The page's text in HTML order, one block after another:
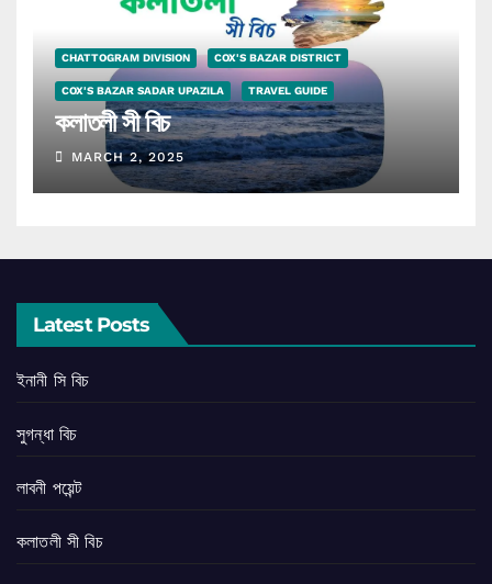
CHATTOGRAM DIVISION COX'S BAZAR DISTRICT
COX'S BAZAR SADAR UPAZILA TRAVEL GUIDE
কলাতলী সী বিচ
MARCH 2, 2025
Latest Posts
ইনানী সি বিচ
সুগন্ধা বিচ
লাবনী পয়েন্ট
কলাতলী সী বিচ